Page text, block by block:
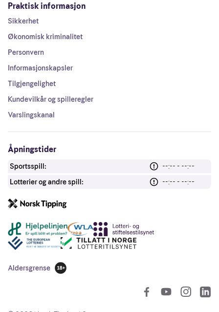
Praktisk informasjon
Sikkerhet
Økonomisk kriminalitet
Personvern
Informasjonskapsler
Tilgjengelighet
Kundevilkår og spilleregler
Varslingskanal
Åpningstider
Sportsspill:
--:-- - --:--
Lotterier og andre spill:
--:-- - --:--
Andre lenker
Aldersgrense
18 år